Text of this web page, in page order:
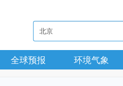
全球预报 环境气象